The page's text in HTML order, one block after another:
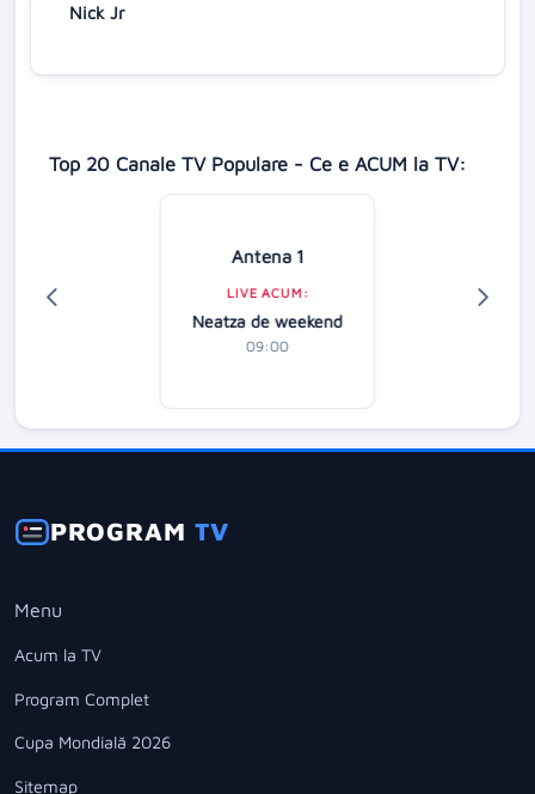
Nick Jr
Top 20 Canale TV Populare - Ce e ACUM la TV:
Antena 1
LIVE ACUM:
Neatza de weekend
09:00
PROGRAMTV
Menu
Acum la TV
Program Complet
Cupa Mondială 2026
Sitemap